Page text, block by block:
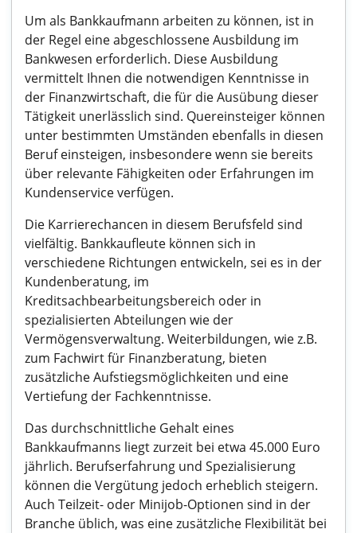
Um als Bankkaufmann arbeiten zu können, ist in
der Regel eine abgeschlossene Ausbildung im
Bankwesen erforderlich. Diese Ausbildung
vermittelt Ihnen die notwendigen Kenntnisse in
der Finanzwirtschaft, die für die Ausübung dieser
Tätigkeit unerlässlich sind. Quereinsteiger können
unter bestimmten Umständen ebenfalls in diesen
Beruf einsteigen, insbesondere wenn sie bereits
über relevante Fähigkeiten oder Erfahrungen im
Kundenservice verfügen.
Die Karrierechancen in diesem Berufsfeld sind
vielfältig. Bankkaufleute können sich in
verschiedene Richtungen entwickeln, sei es in der
Kundenberatung, im
Kreditsachbearbeitungsbereich oder in
spezialisierten Abteilungen wie der
Vermögensverwaltung. Weiterbildungen, wie z.B.
zum Fachwirt für Finanzberatung, bieten
zusätzliche Aufstiegsmöglichkeiten und eine
Vertiefung der Fachkenntnisse.
Das durchschnittliche Gehalt eines
Bankkaufmanns liegt zurzeit bei etwa 45.000 Euro
jährlich. Berufserfahrung und Spezialisierung
können die Vergütung jedoch erheblich steigern.
Auch Teilzeit- oder Minijob-Optionen sind in der
Branche üblich, was eine zusätzliche Flexibilität bei